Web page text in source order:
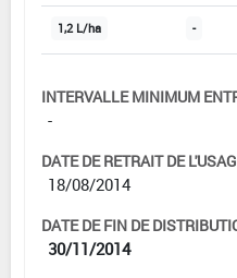
1,2 L/ha -
INTERVALLE MINIMUM
-
DATE DE RETRAIT DE
18/08/2014
DATE DE FIN DE
30/11/2014